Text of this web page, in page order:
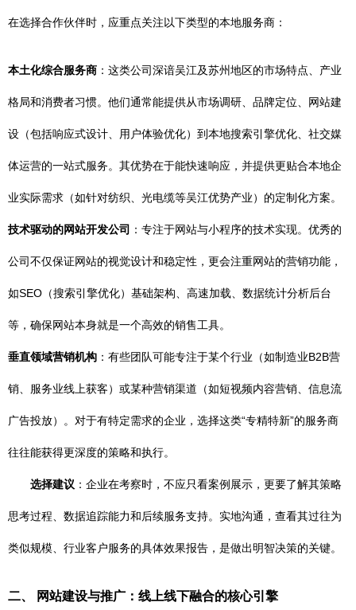
在选择合作伙伴时，应重点关注以下类型的本地服务商：
本土化综合服务商 ：这类公司深谙吴江及苏州地区的市场特点、产业
格局和消费者习惯。他们通常能提供从市场调研、品牌定位、网站建
设（包括响应式设计、用户体验优化）到本地搜索引擎优化、社交媒
体运营的一站式服务。其优势在于能快速响应，并提供更贴合本地企
业实际需求（如针对纺织、光电缆等吴江优势产业）的定制化方案。
技术驱动的网站开发公司 ：专注于网站与小程序的技术实现。优秀的
公司不仅保证网站的视觉设计和稳定性，更会注重网站的营销功能，
如SEO（搜索引擎优化）基础架构、高速加载、数据统计分析后台
等，确保网站本身就是一个高效的销售工具。
垂直领域营销机构 ：有些团队可能专注于某个行业（如制造业B2B营
销、服务业线上获客）或某种营销渠道（如短视频内容营销、信息流
广告投放）。对于有特定需求的企业，选择这类“专精特新”的服务商
往往能获得更深度的策略和执行。
选择建议 ：企业在考察时，不应只看案例展示，更要了解其策略
思考过程、数据追踪能力和后续服务支持。实地沟通，查看其过往为
类似规模、行业客户服务的具体效果报告，是做出明智决策的关键。
二、 网站建设与推广：线上线下融合的核心引擎